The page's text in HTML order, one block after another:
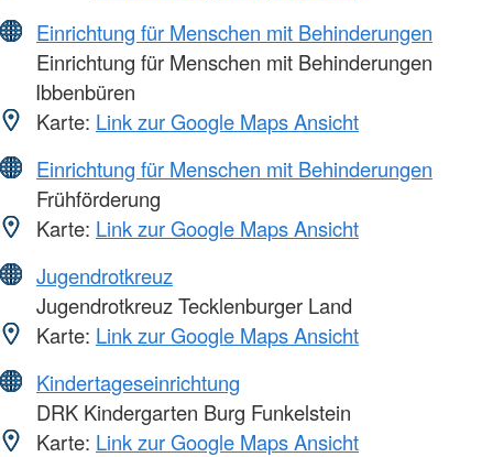
Einrichtung für Menschen mit Behinderungen
Einrichtung für Menschen mit Behinderungen
Ibbenbüren
Karte: Link zur Google Maps Ansicht
Einrichtung für Menschen mit Behinderungen
Frühförderung
Karte: Link zur Google Maps Ansicht
Jugendrotkreuz
Jugendrotkreuz Tecklenburger Land
Karte: Link zur Google Maps Ansicht
Kindertageseinrichtung
DRK Kindergarten Burg Funkelstein
Karte: Link zur Google Maps Ansicht